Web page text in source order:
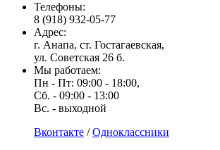
Телефоны:
8 (918) 932-05-77
Адрес:
г. Анапа, ст. Гостагаевская,
ул. Советская 26 б.
Мы работаем:
Пн - Пт: 09:00 - 18:00,
Сб. - 09:00 - 13:00
Вс. - выходной
Вконтакте /Одноклассники